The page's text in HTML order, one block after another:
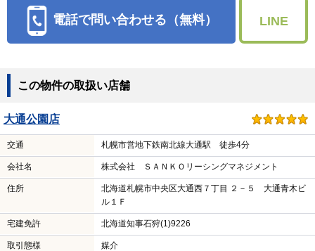
電話で問い合わせる（無料） LINE
この物件の取扱い店舗
大通公園店
交通 札幌市営地下鉄南北線大通駅 徒歩4分
会社名 株式会社 ＳＡＮＫＯリーシングマネジメント
住所
北海道札幌市中央区大通西７丁目 ２－５ 大通青木ビ
ル１Ｆ
宅建免許 北海道知事石狩(1)9226
取引態様 媒介